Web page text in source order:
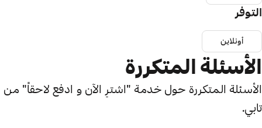
التوفر
أونلاين
الأسئلة المتكررة
الأسئلة المتكررة حول خدمة "اشترِ الآن و ادفع لاحقاً" من
تابي.